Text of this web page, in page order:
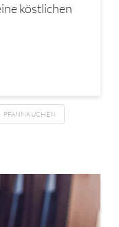
köstlichen
PFANNKUCHEN